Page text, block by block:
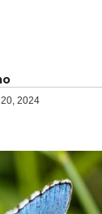
2024